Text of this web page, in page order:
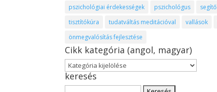
pszichológiai érdekességek
pszichológus segítő
tisztítókúra
tudatváltás meditációval vallások
önmegvalósítás fejlesztése
Cikk kategória (angol, magyar)
Cikk
kategória
(angol,
keresés